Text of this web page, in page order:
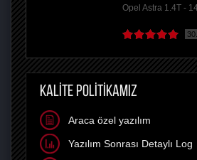
Opel Astra 1.4T -
KALİTE POLİTİKAMIZ
Araca özel yazılım
Yazılım Sonrası Detaylı Log